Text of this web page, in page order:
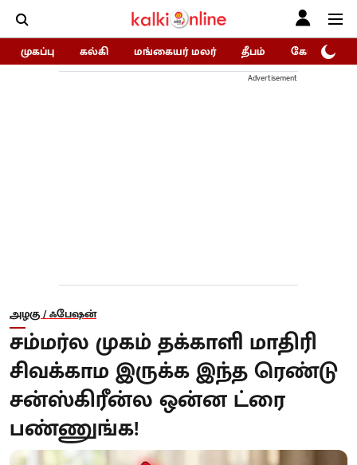
முகப்பு கல்கி மங்கையர் மலர் தீபம் கோகுலம்/
Advertisement
அழகு / ஃபேஷன்
சம்மர்ல முகம் தக்காளி மாதிரி
சிவக்காம இருக்க இந்த ரெண்டு
சன்ஸ்கிரீன்ல ஒன்ன ட்ரை
பண்ணுங்க!